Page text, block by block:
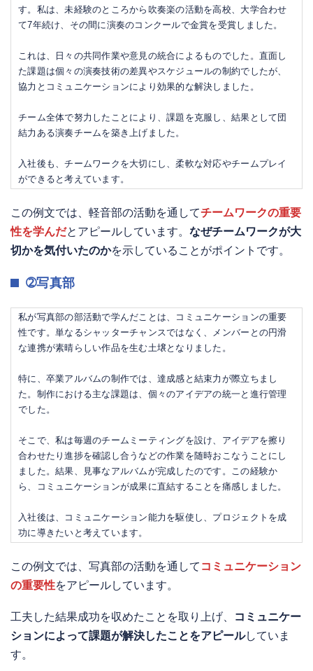
す。私は、未経験のところから吹奏楽の活動を高校、大学合わせ
て7年続け、その間に演奏のコンクールで金賞を受賞しました。
これは、日々の共同作業や意見の統合によるものでした。直面し
た課題は個々の演奏技術の差異やスケジュールの制約でしたが、
協力とコミュニケーションにより効果的な解決しました。
チーム全体で努力したことにより、課題を克服し、結果として団
結力ある演奏チームを築き上げました。
入社後も、チームワークを大切にし、柔軟な対応やチームプレイ
ができると考えています。
この例文では、軽音部の活動を通してチームワークの重要
性を学んだとアピールしています。 なぜチームワークが大
切かを気付いたのかを示していることがポイントです。
➁写真部
私が写真部の部活動で学んだことは、コミュニケーションの重要
性です。単なるシャッターチャンスではなく、メンバーとの円滑
な連携が素晴らしい作品を生む土壌となりました。
特に、卒業アルバムの制作では、達成感と結束力が際立ちまし
た。制作における主な課題は、個々のアイデアの統一と進行管理
でした。
そこで、私は毎週のチームミーティングを設け、アイデアを擦り
合わせたり進捗を確認し合うなどの作業を随時おこなうことにし
ました。結果、見事なアルバムが完成したのです。この経験か
ら、コミュニケーションが成果に直結することを痛感しました。
入社後は、コミュニケーション能力を駆使し、プロジェクトを成
功に導きたいと考えています。
この例文では、写真部の活動を通して コミュニケーション
の重要性をアピールしています。
工夫した結果成功を収めたことを取り上げ、
コミュニケー
ションによって課題が解決したことをアピールしていま
す。